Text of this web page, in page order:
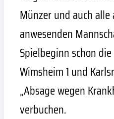
Münzer und auch alle
anwesenden
Spielbeginn schon
Wimsheim 1 und
„Absage wegen
verbuchen.